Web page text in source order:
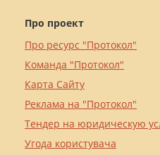
Про проект
Про ресурс "Протокол"
Команда "Протокол"
Карта Сайту
Реклама на "Протокол"
Тендер на юридическую
Угода користувача